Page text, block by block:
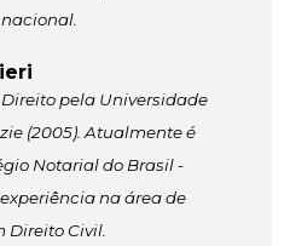
pela Universidade
(2005). Atualmente é
Notarial do Brasil -
na área de
Direito Civil.